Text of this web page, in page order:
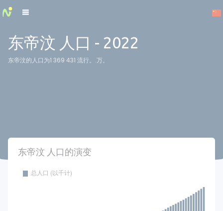
东帝汶 人口 - 2022
东帝汶的人口为1 369 431 流行。.万。
东帝汶 人口的演变